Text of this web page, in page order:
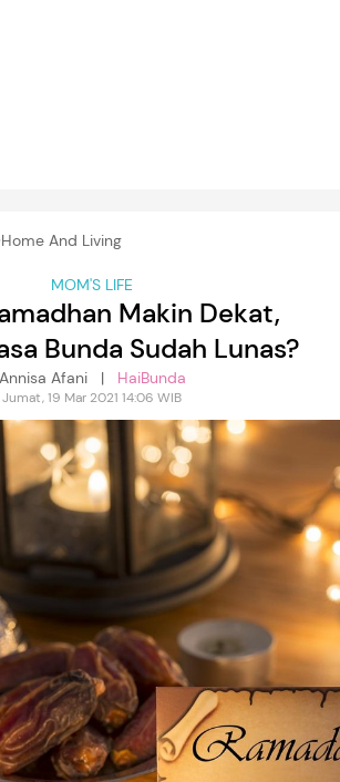
Home And Living
MOM'S LIFE
Makin Dekat,
Bunda Sudah Lunas?
Annisa Afani | HaiBunda
Jumat, 19 Mar 2021 14:06 WIB